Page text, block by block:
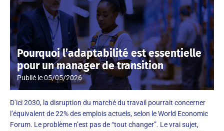
Pourquoi l’adaptabilité est essentielle
pour un manager de transition
Publié le05/05/2026
D’ici 2030, la disruption du marché du travail pourrait concerner
l’équivalent de 22% des emplois actuels, selon le World Economic
Forum. Le problème n’est pas de “tout changer”. Le vrai sujet,